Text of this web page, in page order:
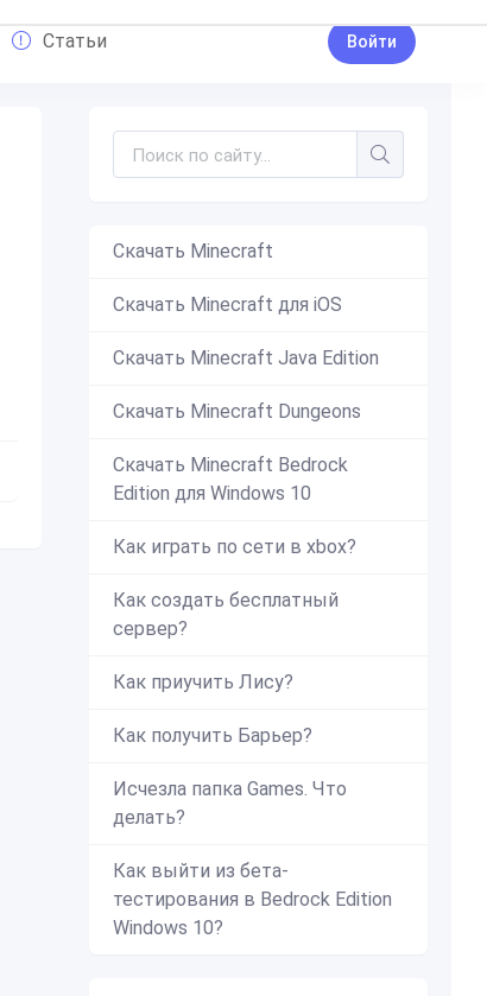
Статьи Войти
Скачать Minecraft
Скачать Minecraft для iOS
Скачать Minecraft Java Edition
Скачать Minecraft Dungeons
Скачать Minecraft Bedrock
Edition для Windows 10
Как играть по сети в xbox?
Как создать бесплатный
сервер?
Как приучить Лису?
Как получить Барьер?
Исчезла папка Games. Что
делать?
Как выйти из бета-
тестирования в Bedrock Edition
Windows 10?